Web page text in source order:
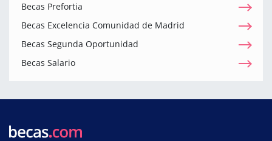
Becas Prefortia
Becas Excelencia Comunidad de Madrid
Becas Segunda Oportunidad
Becas Salario